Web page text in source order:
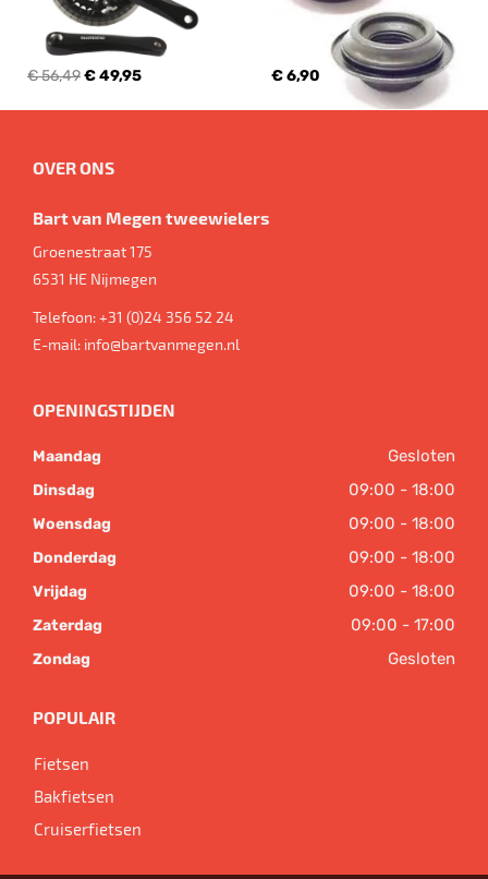
€ 56,49€ 49,95 € 6,90
OVER ONS
Bart van Megen tweewielers
Groenestraat 175
6531 HE Nijmegen
Telefoon:+31 (0)24 356 52 24
E-mail: info@bartvanmegen.nl
OPENINGSTIJDEN
Maandag Gesloten
Dinsdag 09:00 - 18:00
Woensdag 09:00 - 18:00
Donderdag 09:00 - 18:00
Vrijdag 09:00 - 18:00
Zaterdag 09:00 - 17:00
Zondag Gesloten
POPULAIR
Fietsen
Bakfietsen
Cruiserfietsen